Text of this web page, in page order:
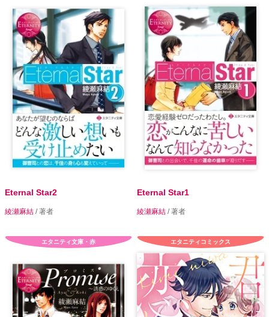
Eternal Star2
綾瀬麻結 / 著者
Eternal Star1
綾瀬麻結 / 著者
エタニティ文庫・赤 エタニティコミックス